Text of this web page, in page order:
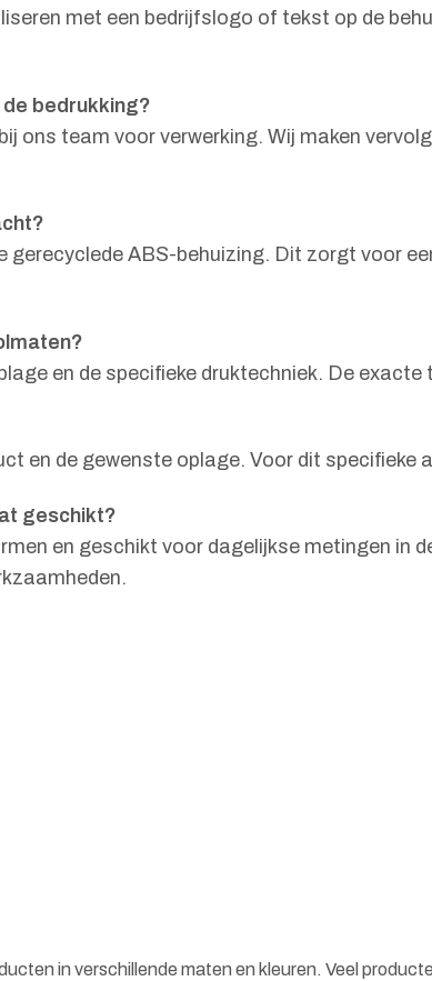
met een bedrijfslogo of tekst op de
bedrukking?
ons team voor verwerking. Wij maken
ABS-behuizing. Dit zorgt voor
en de specifieke druktechniek. De
en de gewenste oplage. Voor dit
geschikt?
en geschikt voor dagelijkse metingen in
in verschillende maten en kleuren. Veel